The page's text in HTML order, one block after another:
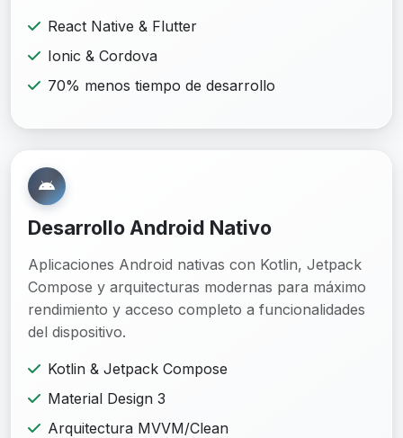
React Native & Flutter
Ionic & Cordova
70% menos tiempo de desarrollo
Desarrollo Android Nativo
Aplicaciones Android nativas con Kotlin, Jetpack
Compose y arquitecturas modernas para máximo
rendimiento y acceso completo a funcionalidades
del dispositivo.
Kotlin & Jetpack Compose
Material Design 3
Arquitectura MVVM/Clean